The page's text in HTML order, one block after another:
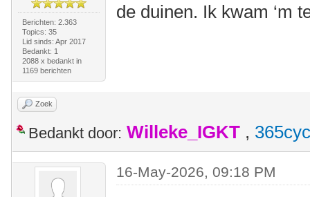
Berichten: 2.363
Topics: 35
Lid sinds: Apr 2017
Bedankt: 1
2088 x bedankt in
1169 berichten
de duinen. Ik kwam ‘m
Zoek
Bedankt door: Willeke_IGKT ,
16-May-2026, 09:18 PM